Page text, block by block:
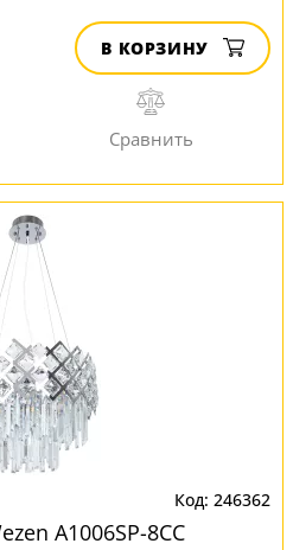
В КОРЗИНУ
246362
A1006SP-8CC